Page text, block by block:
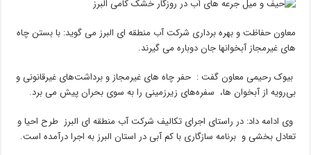
معاون حفاظت و بهره برداری شرکت آب منطقه ای البرز می گوید: با بستن چاه
های غیرمجاز آبخوانها جان دوباره می گیرند.
بیوک رحیمی معاون گفت : حفر چاه های غیرمجاز و برداشت‌های غیرقانونی و
بی‌رویه از آبخوان ها، سفره‌های زیرزمینی را به سوی بحران پیش می برد.
وی ادامه داد: در راستای اجرای تکالیف شرکت آب منطقه ای البرز طرح احیا و
تعادل بخشی و برنامه سازگاری با کم آبی در استان البرز به اجرا درآمده است.